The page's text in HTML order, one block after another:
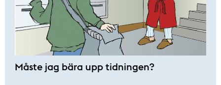
Måste jag bära upp tidningen?